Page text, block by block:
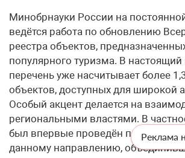
Минобрнауки России на
ведётся работа по обновлению
реестра объектов,
популярного туризма. В
перечень уже насчитывает более
объектов, доступных для широкой
Особый акцент делается на
региональными властями. В
был впервые проведён проектный
данному направлению,
Реклама